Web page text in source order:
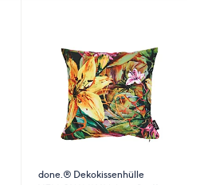
done.® Dekokissenhülle